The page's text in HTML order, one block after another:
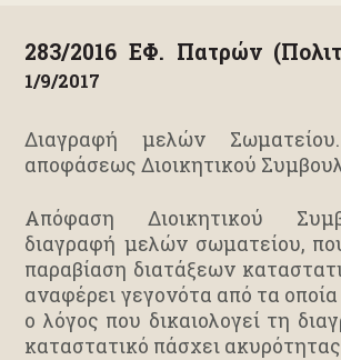
283/2016 ΕΦ. Πατρών
1/9/2017
Διαγραφή μελών
αποφάσεως Διοικητικού
Απόφαση Διοικητικού
διαγραφή μελών σωματείου,
παραβίαση διατάξεων
αναφέρει γεγονότα από τα
ο λόγος που δικαιολογεί τη
καταστατικό πάσχει